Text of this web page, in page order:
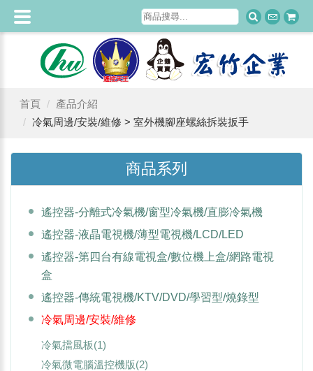
首頁
產品介紹
冷氣周邊/安裝/維修 > 室外機腳座螺絲拆裝扳手
商品系列
遙控器-分離式冷氣機/窗型冷氣機/直膨冷氣機
遙控器-液晶電視機/薄型電視機/LCD/LED
遙控器-第四台有線電視盒/數位機上盒/網路電視
盒
遙控器-傳統電視機/KTV/DVD/學習型/燒錄型
冷氣周邊/安裝/維修
冷氣擋風板(1)
冷氣微電腦溫控機版(2)